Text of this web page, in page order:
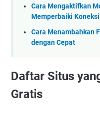
Cara Mengaktifkan
Memperbaiki
Cara Menambahkan
dengan Cepat
Daftar Situs
Gratis